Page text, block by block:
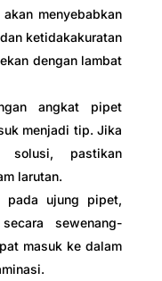
menyebabkan
ketidakakuratan
dengan lambat
angkat pipet
menjadi tip. Jika
solusi, pastikan
larutan.
pada ujung pipet,
sewenang-
masuk ke dalam